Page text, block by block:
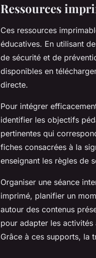
Ressources
Ces ressources
éducatives. En utilisant
de sécurité et de
disponibles en
directe.
Pour intégrer
identifier les objectifs
pertinentes qui
fiches consacrées à la
enseignant les règles de
Organiser une séance
imprimé, planifier un
autour des contenus
pour adapter les
Grâce à ces supports, la